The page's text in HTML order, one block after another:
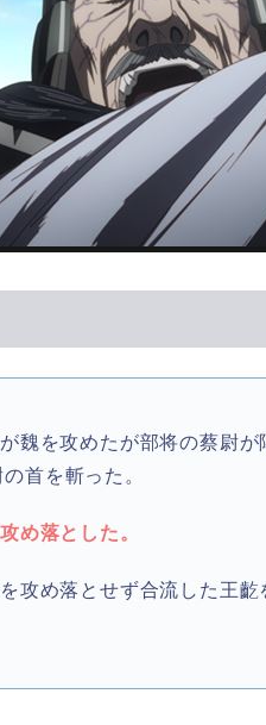
を攻めたが部将の蔡尉が
首を斬った。
め落とした。
め落とせず合流した王齕